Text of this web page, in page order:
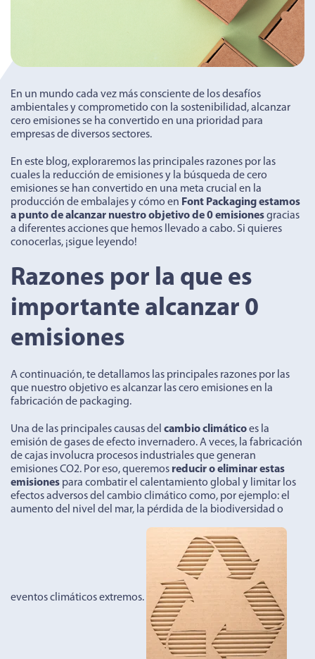
En un mundo cada vez más consciente de los desafíos
ambientales y comprometido con la sostenibilidad, alcanzar
cero emisiones se ha convertido en una prioridad para
empresas de diversos sectores.
En este blog, exploraremos las principales razones por las
cuales la reducción de emisiones y la búsqueda de cero
emisiones se han convertido en una meta crucial en la
producción de embalajes y cómo en Font Packaging estamos
a punto de alcanzar nuestro objetivo de 0 emisionesgracias
a diferentes acciones que hemos llevado a cabo. Si quieres
conocerlas, ¡sigue leyendo!
Razones por la que es
importante alcanzar 0
emisiones
A continuación, te detallamos las principales razones por las
que nuestro objetivo es alcanzar las cero emisiones en la
fabricación de packaging.
Una de las principales causas del cambio climáticoes la
emisión de gases de efecto invernadero. A veces, la fabricación
de cajas involucra procesos industriales que generan
emisiones CO2. Por eso, queremos reducir o eliminar estas
emisiones para combatir el calentamiento global y limitar los
efectos adversos del cambio climático como, por ejemplo: el
aumento del nivel del mar, la pérdida de la biodiversidad o
eventos climáticos extremos.